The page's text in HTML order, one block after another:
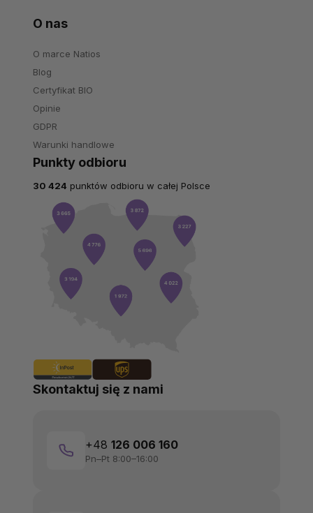
O nas
O marce Natios
Blog
Certyfikat BIO
Opinie
GDPR
Warunki handlowe
Skontaktuj się z nami
+48 126 006 160
Pn–Pt 8:00–16:00
Punkty odbioru
30 424 punktów odbioru w całej Polsce